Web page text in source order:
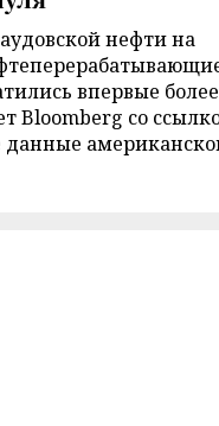
нефти на
впервые
Bloomberg со